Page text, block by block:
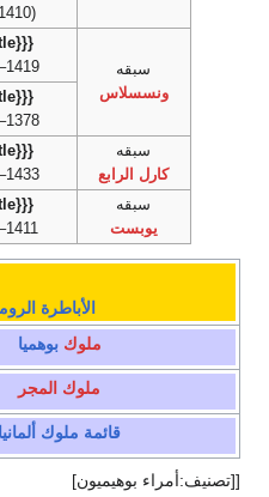
(1410–11)
سبقه
ونسسلاس
{{{title}}}
1419–1437
{{{title}}}
1378–1388
سبقه
كارل الرابع
{{{title}}}
1433–1437
سبقه
يوبست
{{{title}}}
1411–1417
الأباطرة
ملوك بوهميا
ملوك المجر
قائمة ملوك ألمانيا
[[تصنيف:أمراء بوهيميون]